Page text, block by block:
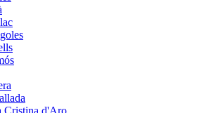
Cristina d'Aro